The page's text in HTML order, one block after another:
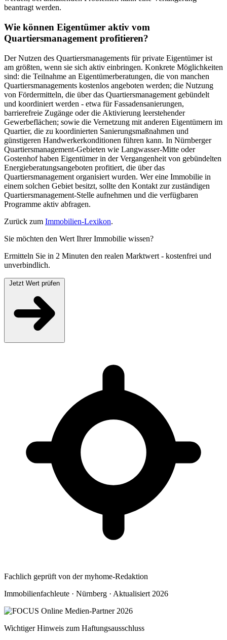
beantragt werden.
Wie können Eigentümer aktiv vom
Quartiersmanagement profitieren?
Der Nutzen des Quartiersmanagements für private Eigentümer ist
am größten, wenn sie sich aktiv einbringen. Konkrete Möglichkeiten
sind: die Teilnahme an Eigentümerberatungen, die von manchen
Quartiersmanagements kostenlos angeboten werden; die Nutzung
von Fördermitteln, die über das Quartiersmanagement gebündelt
und koordiniert werden - etwa für Fassadensanierungen,
barrierefreie Zugänge oder die Aktivierung leerstehender
Gewerbeflächen; sowie die Vernetzung mit anderen Eigentümern im
Quartier, die zu koordinierten Sanierungsmaßnahmen und
günstigeren Handwerkerkonditionen führen kann. In Nürnberger
Quartiersmanagement-Gebieten wie Langwasser-Mitte oder
Gostenhof haben Eigentümer in der Vergangenheit von gebündelten
Energieberatungsangeboten profitiert, die über das
Quartiersmanagement organisiert wurden. Wer eine Immobilie in
einem solchen Gebiet besitzt, sollte den Kontakt zur zuständigen
Quartiersmanagement-Stelle aufnehmen und die verfügbaren
Programme aktiv abfragen.
Zurück zum Immobilien-Lexikon.
Sie möchten den Wert Ihrer Immobilie wissen?
Ermitteln Sie in 2 Minuten den realen Marktwert - kostenfrei und
unverbindlich.
Fachlich geprüft von der myhome-Redaktion
Immobilienfachleute · Nürnberg · Aktualisiert 2026
Wichtiger Hinweis zum Haftungsausschluss